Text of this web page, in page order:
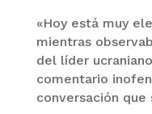
«Hoy está muy
mientras
del líder
comentario
conversación que